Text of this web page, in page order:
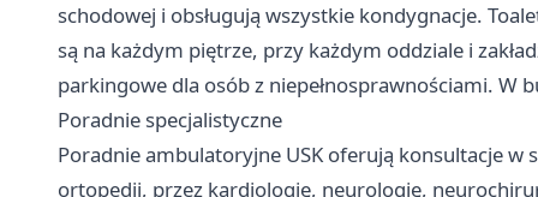
schodowej i obsługują wszystkie kondygnacje.
są na każdym piętrze, przy każdym oddziale i
parkingowe dla osób z niepełnosprawnościami. W
Poradnie specjalistyczne
Poradnie ambulatoryjne USK oferują konsultacje
ortopedii, przez kardiologię, neurologię,